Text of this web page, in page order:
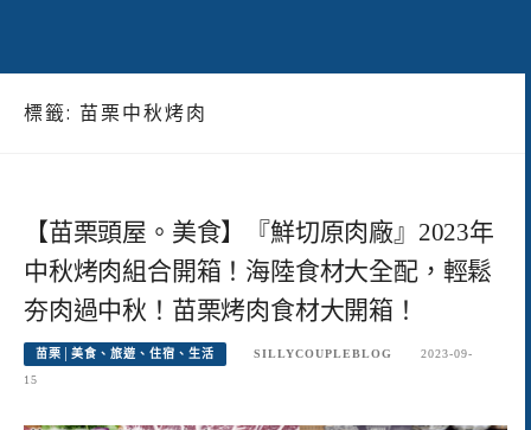
標籤: 苗栗中秋烤肉
【苗栗頭屋。美食】『鮮切原肉廠』2023年
中秋烤肉組合開箱！海陸食材大全配，輕鬆
夯肉過中秋！苗栗烤肉食材大開箱！
苗栗│美食、旅遊、住宿、生活 SILLYCOUPLEBLOG
2023-09-
15